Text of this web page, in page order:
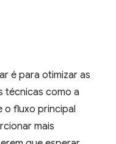
é para otimizar as
técnicas como a
o fluxo principal
mais